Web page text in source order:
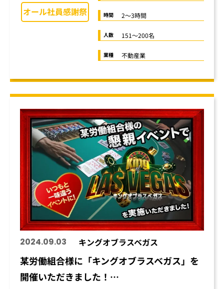
オール社員感謝祭
時間 2〜3時間
人数 151〜200名
業種 不動産業
2024.09.03 キングオブラスベガス
某労働組合様に「キングオブラスベガス」を
開催いただきました！…